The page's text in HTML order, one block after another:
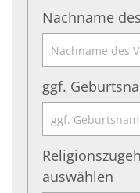
Nachname
ggf.
auswählen